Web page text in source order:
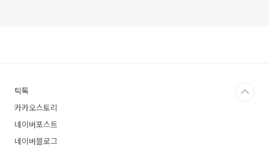
틱톡
카카오스토리
네이버포스트
네이버블로그